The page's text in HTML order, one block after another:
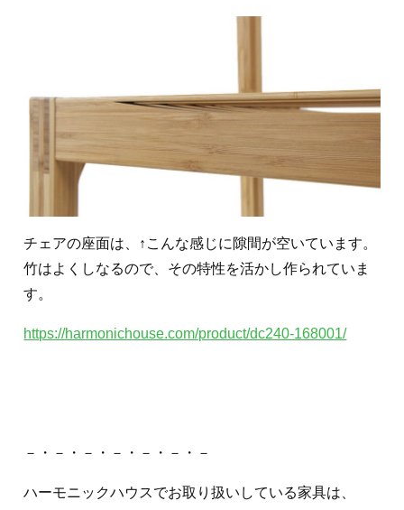
チェアの座面は、↑こんな感じに隙間が空いています。
竹はよくしなるので、その特性を活かし作られていま
す。
https://harmonichouse.com/product/dc240-168001/
－・－・－・－・－・－・－
ハーモニックハウスでお取り扱いしている家具は、